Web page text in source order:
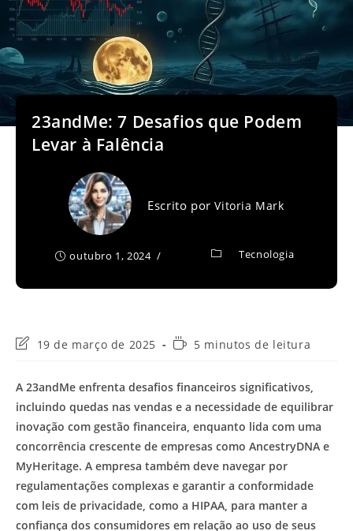
23andMe: 7 Desafios que Podem
Levar à Falência
Escrito porVitoria Mark
outubro 1, 2024 Tecnologia
Última
post:
19 de março de 2025
Tempo5 minutos de leitura
A 23andMe enfrenta desafios financeiros significativos,
incluindo quedas nas vendas e a necessidade de equilibrar
inovação com gestão financeira, enquanto lida com uma
concorrência crescente de empresas como AncestryDNA e
MyHeritage. A empresa também deve navegar por
regulamentações complexas e garantir a conformidade
com leis de privacidade, como a HIPAA, para manter a
confiança dos consumidores em relação ao uso de seus